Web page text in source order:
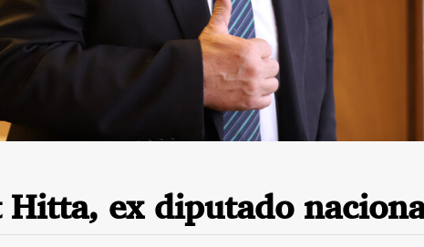
Hitta, ex diputado